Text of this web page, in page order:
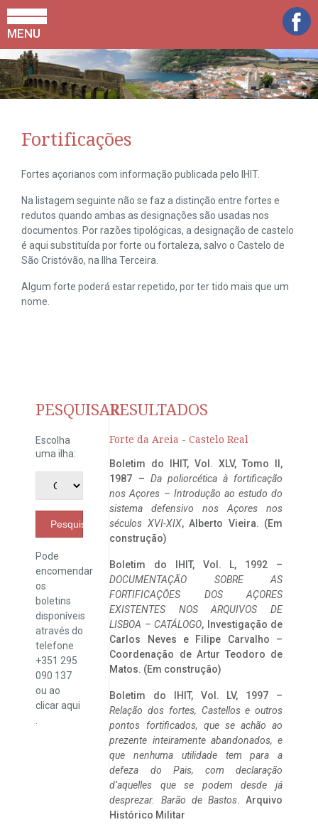
MENU
Fortificações
Fortes açorianos com informação publicada pelo IHIT.
Na listagem seguinte não se faz a distinção entre fortes e
redutos quando ambas as designações são usadas nos
documentos. Por razões tipológicas, a designação de castelo
é aqui substituída por forte ou fortaleza, salvo o Castelo de
São Cristóvão, na Ilha Terceira.
Algum forte poderá estar repetido, por ter tido mais que um
nome.
PESQUISAR
Escolha
uma ilha:
Pesquisar
Pode
encomendar
os
boletins
disponíveis
através do
telefone
+351 295
090 137
ou ao
clicaraqui
RESULTADOS
Forte da Areia - Castelo Real
Boletim do IHIT, Vol. XLV, Tomo II,
1987 – Da poliorcética à fortificação
nos Açores – Introdução ao estudo do
sistema defensivo nos Açores nos
séculos XVI-XIX, Alberto Vieira. (Em
construção)
Boletim do IHIT, Vol. L, 1992 –
DOCUMENTAÇÃO SOBRE AS
FORTIFICAÇÕES DOS AÇORES
EXISTENTES NOS ARQUIVOS DE
LISBOA – CATÁLOGO, Investigação de
Carlos Neves e Filipe Carvalho –
Coordenação de Artur Teodoro de
Matos. (Em construção)
Boletim do IHIT, Vol. LV, 1997 –
Relação dos fortes, Castellos e outros
pontos fortificados, que se achão ao
prezente inteiramente abandonados, e
que nenhuma utilidade tem para a
defeza do Pais, com declaração
d’aquelles que se podem desde já
desprezar. Barão de Bastos. Arquivo
Histórico Militar